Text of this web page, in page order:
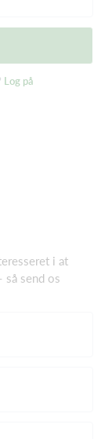
Log på
i at
så send os